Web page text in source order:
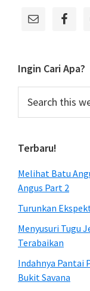
Primary
Ingin Cari Apa?
this
Terbaru!
Melihat Batu
Angus Part 2
Turunkan
Menyusuri Tugu
Terabaikan
Indahnya Pantai
Bukit Savana